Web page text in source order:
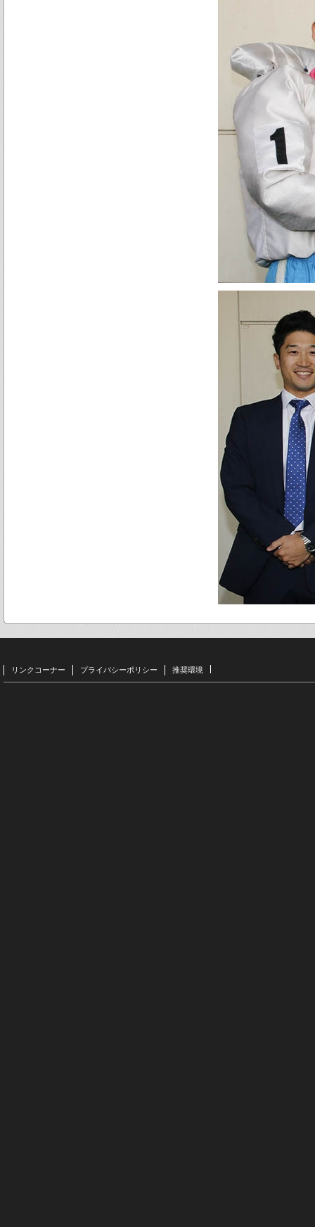
リンクコーナー プライバシーポリシー 推奨環境